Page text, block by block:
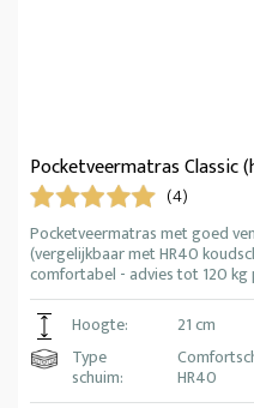
Pocketveermatras
(4)
Pocketveermatras met goed
(vergelijkbaar met HR40
comfortabel - advies tot 120 kg
Hoogte:
21 cm
Type
schuim: HR40